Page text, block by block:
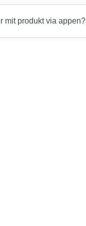
mit produkt via appen?